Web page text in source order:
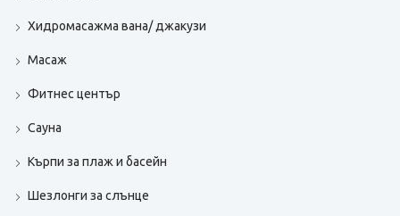
Хидромасажма вана/ джакузи
Масаж
Фитнес център
Сауна
Кърпи за плаж и басейн
Шезлонги за слънце